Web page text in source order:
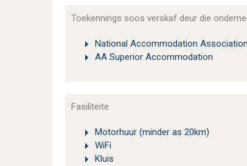
Toekennings soos verskaf deur die
National Accommodation Association
AA Superior Accommodation
Fasiliteite
Motorhuur (minder as 20km)
WiFi
Kluis